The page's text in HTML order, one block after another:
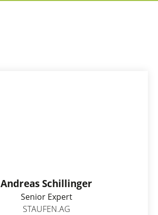
Andreas Schillinger
Senior Expert
STAUFEN.AG